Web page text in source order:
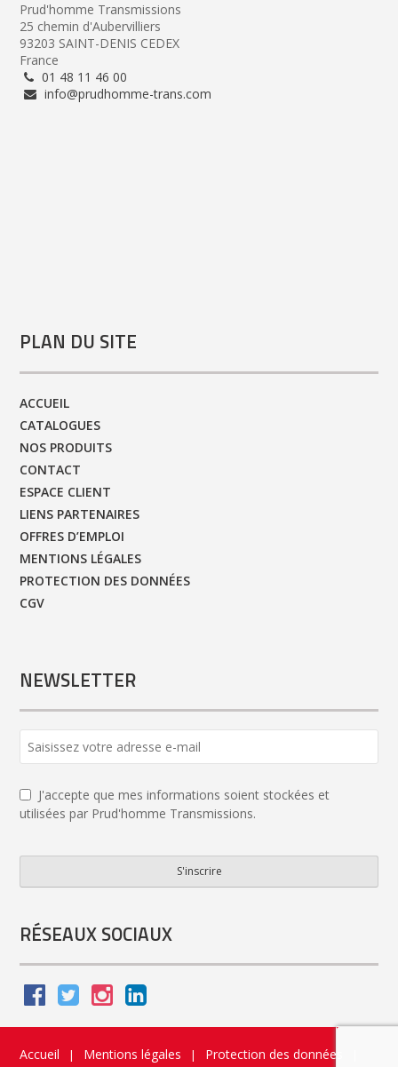
Prud'homme Transmissions
25 chemin d'Aubervilliers
93203 SAINT-DENIS CEDEX
France
01 48 11 46 00
info@prudhomme-trans.com
PLAN DU SITE
ACCUEIL
CATALOGUES
NOS PRODUITS
CONTACT
ESPACE CLIENT
LIENS PARTENAIRES
OFFRES D’EMPLOI
MENTIONS LÉGALES
PROTECTION DES DONNÉES
CGV
NEWSLETTER
J'accepte que mes informations soient stockées et
utilisées par Prud'homme Transmissions.
S'inscrire
Email *
RÉSEAUX SOCIAUX
Accueil | Mentions légales | Protection des données